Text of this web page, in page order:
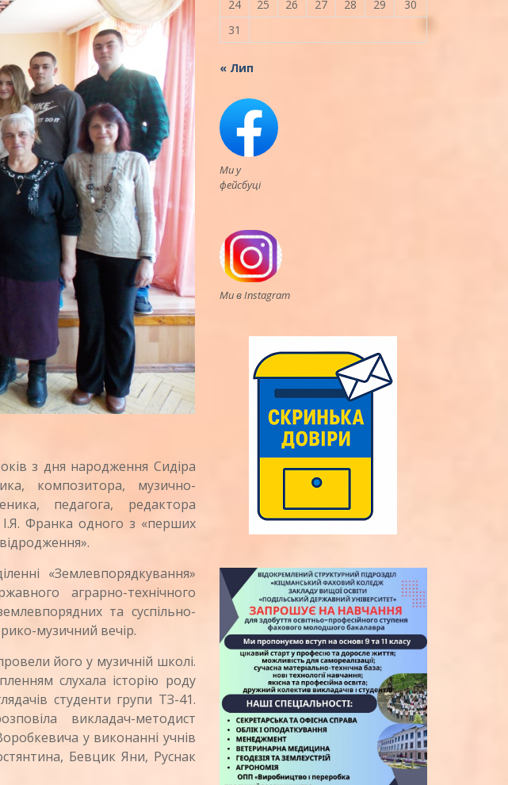
з дня народження Сидіра
композитора, музично-
педагога, редактора
Франка одного з «перших
«Землевпорядкування»
аграрно-технічного
та суспільно-
музичний вечір.
його у музичній школі.
слухала історію роду
студенти групи ТЗ-41.
викладач-методист
у виконанні учнів
Бевцик Яни, Руснак
24 25 26 27 28 29
30
31
« Лип
Ми у
фейсбуці
Ми в Instagram